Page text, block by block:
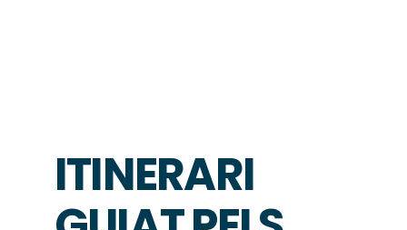
ITINERARI